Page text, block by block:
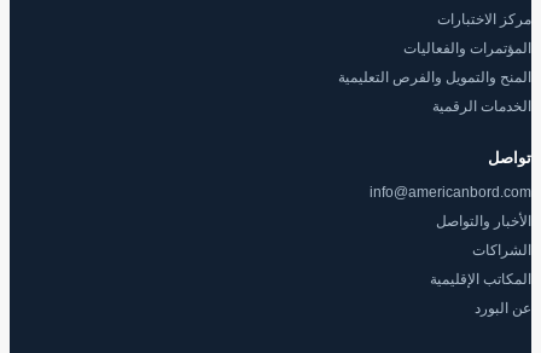
مركز الاختبارات
المؤتمرات والفعاليات
المنح والتمويل والفرص التعليمية
الخدمات الرقمية
تواصل
info@americanbord.com
الأخبار والتواصل
الشراكات
المكاتب الإقليمية
عن البورد